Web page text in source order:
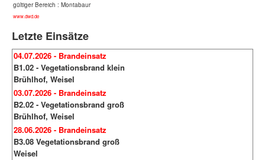
gültiger Bereich : Montabaur
www.dwd.de
Letzte Einsätze
04.07.2026 - Brandeinsatz
B1.02 - Vegetationsbrand klein
Brühlhof, Weisel
03.07.2026 - Brandeinsatz
B2.02 - Vegetationsbrand groß
Brühlhof, Weisel
28.06.2026 - Brandeinsatz
B3.08 Vegetationsbrand groß
Weisel